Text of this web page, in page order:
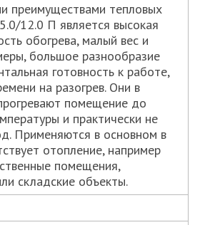
преимуществами тепловых
12.0 П является высокая
обогрева, малый вес и
большое разнообразие
готовность к работе,
на разогрев. Они в
помещение до
и практически не
Применяются в основном в
отопление, например
помещения,
складские объекты.